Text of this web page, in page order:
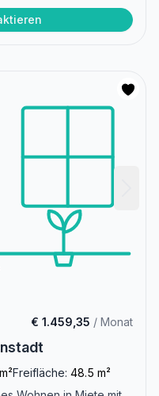
€ 1.459,35 / Monat
Freifläche: 48.5 m²